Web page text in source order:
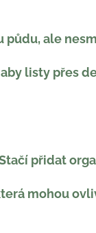
půdu, ale
listy přes
přidat
mohou